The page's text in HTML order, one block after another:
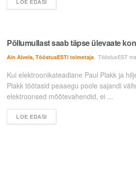
LOE EDASI
Põllumullast saab täpse ülevaate
Ain Alvela, TööstusESTi toimetaja TööstusEST
Kui elektroonikateadlane Paul Plakk ja
Plakk töötasid peaaegu poole sajandi
elektroonsed mõõtevahendid, ei ...
LOE EDASI